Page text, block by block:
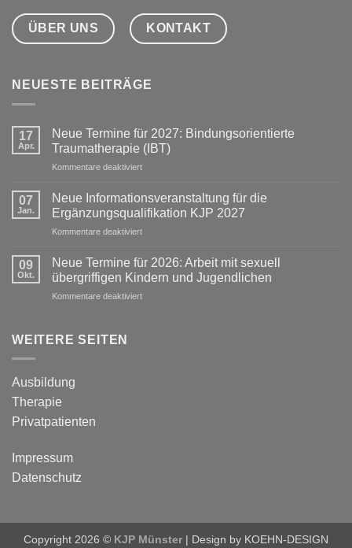
ÜBER UNS KONTAKT
NEUESTE BEITRÄGE
17
Apr.
Neue Termine für 2027: Bindungsorientierte
Traumatherapie (IBT)
Kommentare deaktiviertfür
für
2027:
Bindungsorientierte
(IBT)
07
Jan.
Neue Informationsveranstaltung für die
Ergänzungsqualifikation KJP 2027
Kommentare deaktiviertfür
Informationsveranstaltung
für
die
Ergänzungsqualifikation
09
Okt.
Neue Termine für 2026: Arbeit mit sexuell
übergriffigen Kindern und Jugendlichen
Kommentare deaktiviertfür
WEITERE SEITEN
Ausbildung
Therapie
Privatpatienten
Impressum
Datenschutz
Copyright 2026 © KJP Münster | Design by KOEHN-DESIGN